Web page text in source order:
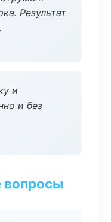
Результат
и
и без
вопросы